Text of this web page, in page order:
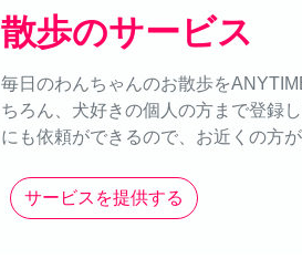
散歩のサービス
毎日のわんちゃんのお散歩を
ちろん、犬好きの個人の方まで登録
にも依頼ができるので、お近くの方
サービスを提供する